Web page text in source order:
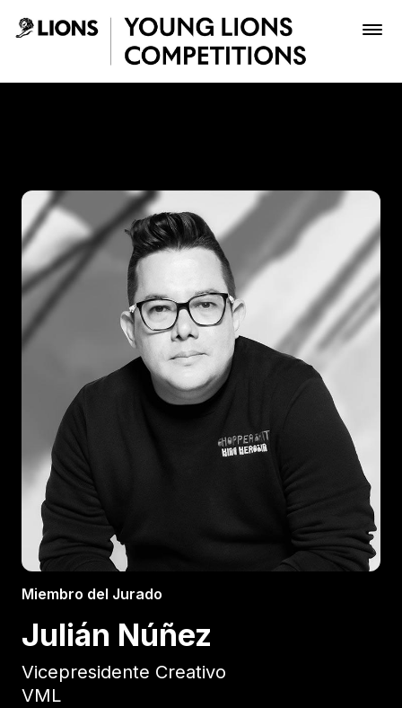
Saltar al contenido principal
Inscribir
Boletería
Miembro del Jurado
Julián Núñez
Vicepresidente Creativo
VML